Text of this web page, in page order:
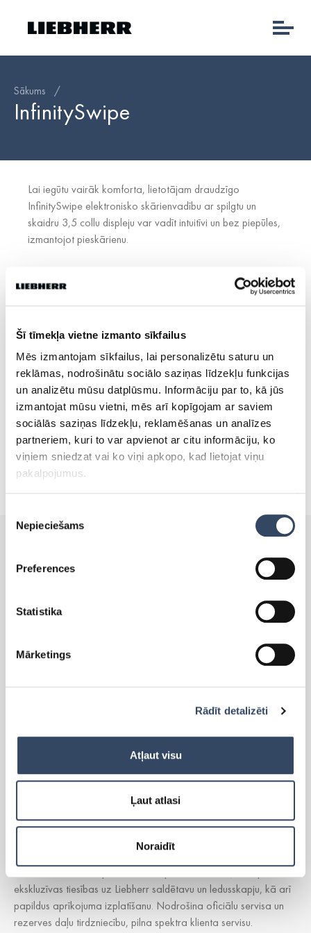
Šī tīmekļa vietne izmanto sīkfailus
Mēs izmantojam sīkfailus, lai personalizētu saturu un
reklāmas, nodrošinātu sociālo saziņas līdzekļu funkcijas
un analizētu mūsu datplūsmu. Informāciju par to, kā jūs
izmantojat mūsu vietni, mēs arī kopīgojam ar saviem
sociālās saziņas līdzekļu, reklamēšanas un analīzes
partneriem, kuri to var apvienot ar citu informāciju, ko
viņiem sniedzat vai ko viņi apkopo, kad lietojat viņu
pakalpojumus.
izvēle
Nepieciešams
Preferences
Statistika
Mārketings
Rādīt detalizēti
Atļaut visu
Ļaut atlasi
Noraidīt
Sākums /
InfinitySwipe
Lai iegūtu vairāk komforta, lietotājam draudzīgo
InfinitySwipe elektronisko skārienvadību ar spilgtu un
skaidru 3,5 collu displeju var vadīt intuitīvi un bez piepūles,
izmantojot pieskārienu.
Liebherr ledusskapji un
saldētavas
ekskluzīvas tiesības uz Liebherr saldētavu un ledusskapju, kā arī
papildus aprīkojuma izplatīšanu. Nodrošina oficiālu servisa un
rezerves daļu tirdzniecību, pilna spektra klienta servisu.
Brīvi stāvoši ledusskapji
Iebūvējamie ledusskapji
Cigāru skapis
Aksesuāri